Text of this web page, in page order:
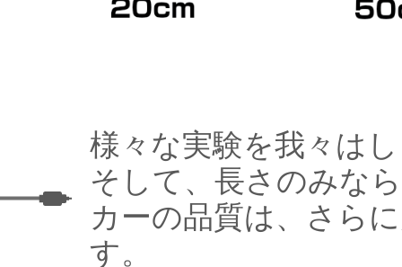
様々な実験を我々は
そして、長さのみな
カーの品質は、さら
す。